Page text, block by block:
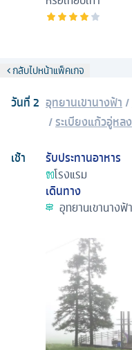
กลับไปหน้าแพ็คเกจ
วันที่2 อุทยานเขานางฟ้า /
/ระเบียงแก้วอู่หลง
เช้า
รับประทานอาหาร
โรงแรม
เดินทาง
อุทยานเขานางฟ้า